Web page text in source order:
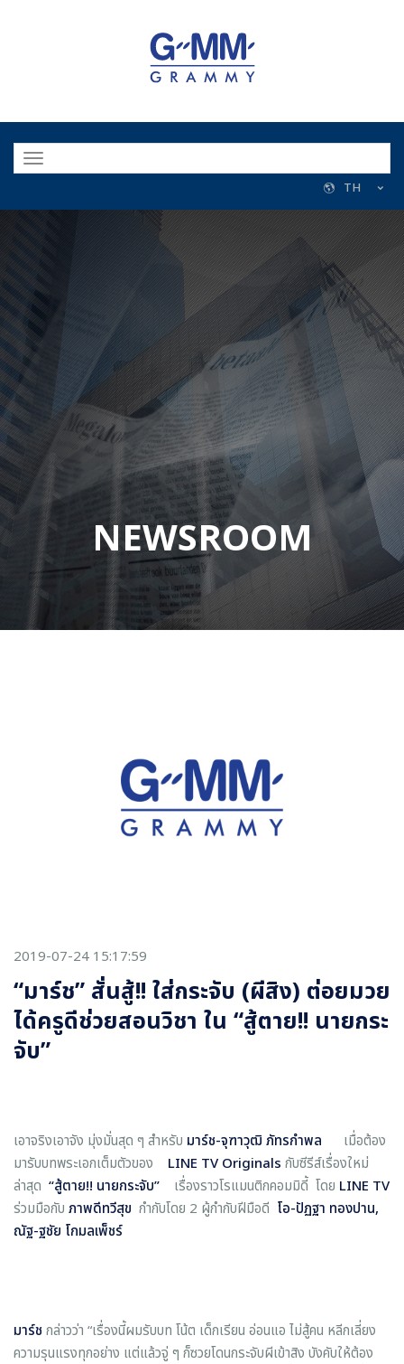
TH
NEWSROOM
2019-07-24 15:17:59
“มาร์ช” สั่นสู้!! ใส่กระจับ (ผีสิง) ต่อยมวย
ได้ครูดีช่วยสอนวิชา ใน “สู้ตาย!! นายกระ
จับ”
เอาจริงเอาจัง มุ่งมั่นสุด ๆ สำหรับ มาร์ช-จุฑาวุฒิ ภัทรกำพล เมื่อต้อง
มารับบทพระเอกเต็มตัวของ LINE TV Originals กับซีรีส์เรื่องใหม่
ล่าสุด “สู้ตาย!! นายกระจับ” เรื่องราวโรแมนติกคอมมิดี้ โดย LINE TV
ร่วมมือกับ ภาพดีทวีสุข กำกับโดย 2 ผู้กำกับฝีมือดี โอ-ปัฏฐา ทองปาน,
ณัฐ-ฐชัย โกมลเพ็ชร์
มาร์ช กล่าวว่า “เรื่องนี้ผมรับบท โน้ต เด็กเรียน อ่อนแอ ไม่สู้คน หลีกเลี่ยง
ความรุนแรงทุกอย่าง แต่แล้วจู่ ๆ ก็ซวยโดนกระจับผีเข้าสิง บังคับให้ต้อง